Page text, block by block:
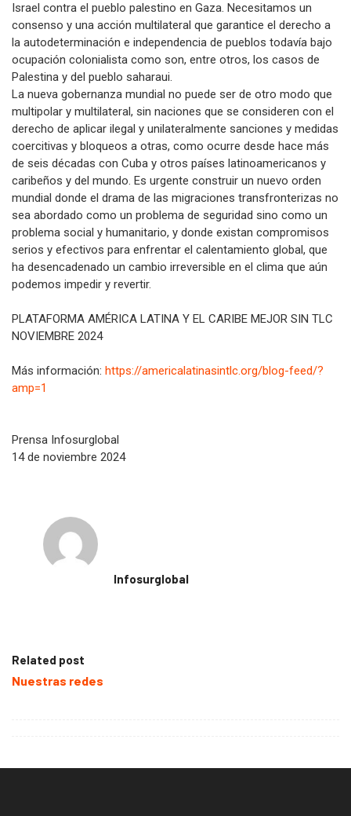
Israel contra el pueblo palestino en Gaza. Necesitamos un
consenso y una acción multilateral que garantice el derecho a
la autodeterminación e independencia de pueblos todavía bajo
ocupación colonialista como son, entre otros, los casos de
Palestina y del pueblo saharaui.
La nueva gobernanza mundial no puede ser de otro modo que
multipolar y multilateral, sin naciones que se consideren con el
derecho de aplicar ilegal y unilateralmente sanciones y medidas
coercitivas y bloqueos a otras, como ocurre desde hace más
de seis décadas con Cuba y otros países latinoamericanos y
caribeños y del mundo. Es urgente construir un nuevo orden
mundial donde el drama de las migraciones transfronterizas no
sea abordado como un problema de seguridad sino como un
problema social y humanitario, y donde existan compromisos
serios y efectivos para enfrentar el calentamiento global, que
ha desencadenado un cambio irreversible en el clima que aún
podemos impedir y revertir.
PLATAFORMA AMÉRICA LATINA Y EL CARIBE MEJOR SIN TLC
NOVIEMBRE 2024
Más información: https://americalatinasintlc.org/blog-feed/?
amp=1
Prensa Infosurglobal
14 de noviembre 2024
Infosurglobal
Related post
Nuestras redes